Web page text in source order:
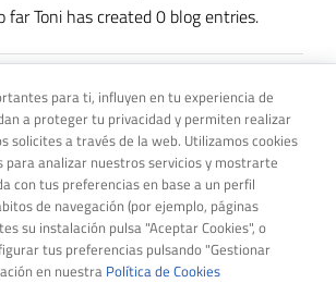
far Toni has created 0 blog entries.
para ti, influyen en tu experiencia de
a proteger tu privacidad y permiten realizar
solicites a través de la web. Utilizamos cookies
para analizar nuestros servicios y mostrarte
con tus preferencias en base a un perfil
de navegación (por ejemplo, páginas
su instalación pulsa "Aceptar Cookies", o
tus preferencias pulsando "Gestionar
en nuestra Política de Cookies